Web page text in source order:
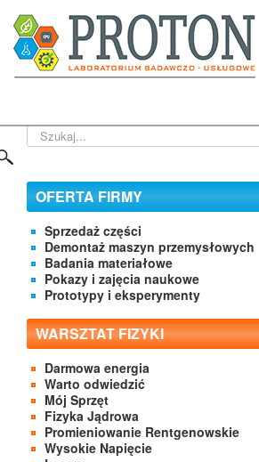
Kontakt
Szukaj...
OFERTA FIRMY
Sprzedaż części
Demontaż maszyn przemysłowych
Badania materiałowe
Pokazy i zajęcia naukowe
Prototypy i eksperymenty
WARSZTAT FIZYKI
Darmowa energia
Warto odwiedzić
Mój Sprzęt
Fizyka Jądrowa
Promieniowanie Rentgenowskie
Wysokie Napięcie